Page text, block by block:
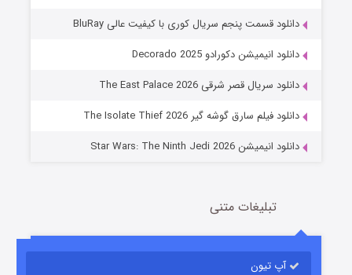
خاندان اژدها فصل ۳
قسمت6 (زیرنویس) منتشر شد
دانلود قسمت پنجم سریال کوری با کیفیت عالی BluRay
دانلود انیمیشن دکورادو Decorado 2025
دانلود سریال قصر شرقی The East Palace 2026
دانلود فیلم سارق گوشه گیر The Isolate Thief 2026
دانلود انیمیشن Star Wars: The Ninth Jedi 2026
تبلیغات متنی
آپ تیون